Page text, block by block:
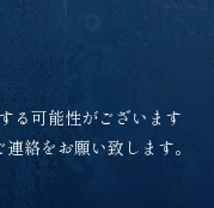
る可能性がございます
絡をお願い致します。